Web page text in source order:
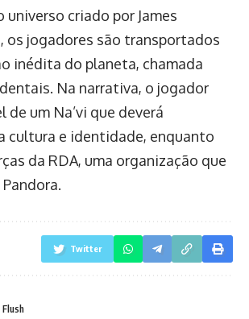
universo criado por James
os jogadores são transportados
inédita do planeta, chamada
Na narrativa, o jogador
de um Na’vi que deverá
cultura e identidade, enquanto
da RDA, uma organização que
Twitter